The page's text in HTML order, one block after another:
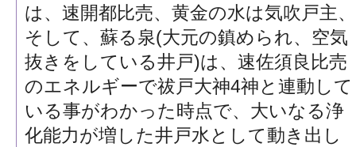
は、速開都比売、黄金の水は気吹戸主、
そして、蘇る泉(大元の鎮められ、空気
抜きをしている井戸)は、速佐須良比売
のエネルギーで祓戸大神4神と連動して
いる事がわかった時点で、大いなる浄
化能力が増した井戸水として動き出し